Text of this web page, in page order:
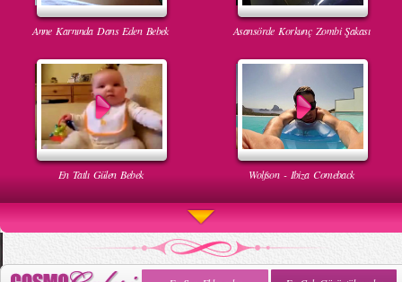
Anne Karnında Dans Eden Bebek Asansörde Korkunç Zombi Şakası
En Tatlı Gülen Bebek Wolfson - Ibiza Comeback